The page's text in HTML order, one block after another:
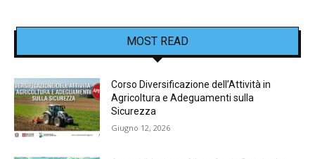
MOST READ
Corso Diversificazione dell’Attività in
Agricoltura e Adeguamenti sulla
Sicurezza
Giugno 12, 2026